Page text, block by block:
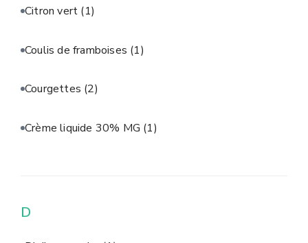
Citron vert (1)
Coulis de framboises (1)
Courgettes (2)
Crème liquide 30% MG (1)
D